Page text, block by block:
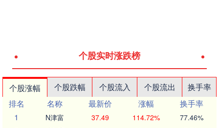
个股实时涨跌榜
个股涨幅 个股跌幅 个股流入 个股流出
换手率
排名
名称 最新价 涨幅
换手率
1
N津富 37.49 114.72% 77.46%